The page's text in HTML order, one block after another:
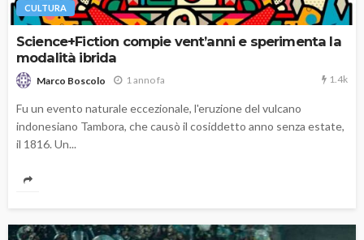
CULTURA
Science+Fiction compie vent’anni e sperimenta la
modalità ibrida
Marco Boscolo 1 anno fa 1.4k
Fu un evento naturale eccezionale, l'eruzione del vulcano
indonesiano Tambora, che causò il cosiddetto anno senza estate,
il 1816. Un...